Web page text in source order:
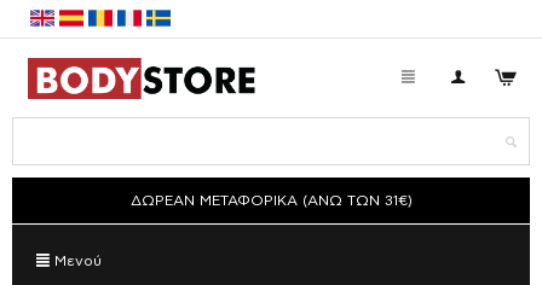
ΔΩΡΕΑΝ ΜΕΤΑΦΟΡΙΚΑ (ΑΝΩ ΤΩΝ 31€)
Μενού